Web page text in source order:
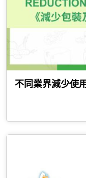
不同業界減少使